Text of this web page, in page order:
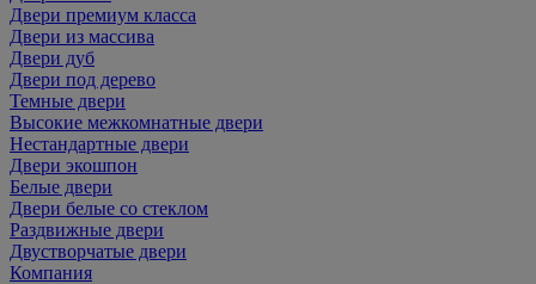
Двери премиум класса
Двери из массива
Двери дуб
Двери под дерево
Темные двери
Высокие межкомнатные двери
Нестандартные двери
Двери экошпон
Белые двери
Двери белые со стеклом
Раздвижные двери
Двустворчатые двери
Компания